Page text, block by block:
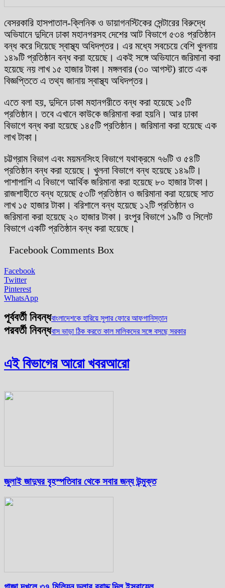
বেসরকারি হাসপাতাল-ক্লিনিক ও ডায়াগনস্টিকের সেন্টারের বিরুদ্ধে
অভিযানে দুদিনে ঢাকা মহানগরসহ দেশের আট বিভাগে ৫৩৪ প্রতিষ্ঠান
বন্ধ করে দিয়েছে স্বাস্থ্য অধিদপ্তর। এর মধ্যে সবচেয়ে বেশি খুলনায়
১৪৯টি প্রতিষ্ঠান বন্ধ করা হয়েছে। একই সঙ্গে অভিযানে জরিমানা করা
হয়েছে নয় লাখ ১৫ হাজার টাকা। মঙ্গলবার (৩০ আগস্ট) রাতে এক
বিজ্ঞপ্তিতে এ তথ্য জানায় স্বাস্থ্য অধিদপ্তর।
এতে বলা হয়, দুদিনে ঢাকা মহানগরীতে বন্ধ করা হয়েছে ১৫টি
প্রতিষ্ঠান। তবে এখানে কাউকে জরিমানা করা হয়নি। আর ঢাকা
বিভাগে বন্ধ করা হয়েছে ১৪৫টি প্রতিষ্ঠান। জরিমানা করা হয়েছে এক
লাখ টাকা।
চট্টগ্রাম বিভাগ এবং ময়মনসিংহ বিভাগে যথাক্রমে ৭৬টি ও ৫৪টি
প্রতিষ্ঠান বন্ধ করা হয়েছে। খুলনা বিভাগে বন্ধ হয়েছে ১৪৯টি।
পাশাপাশি এ বিভাগে আর্থিক জরিমানা করা হয়েছে ৮০ হাজার টাকা।
রাজশাহীতে বন্ধ হয়েছে ৫৩টি প্রতিষ্ঠান ও জরিমানা করা হয়েছে সাত
লাখ ১৫ হাজার টাকা। বরিশালে বন্ধ হয়েছে ১২টি প্রতিষ্ঠান ও
জরিমানা করা হয়েছে ২০ হাজার টাকা। রংপুর বিভাগে ১৯টি ও সিলেট
বিভাগে একটি প্রতিষ্ঠান বন্ধ করা হয়েছে।
Facebook Comments Box
Facebook
Twitter
Pinterest
WhatsApp
পূর্ববর্তী নিবন্ধবাংলাদেশকে হারিয়ে সুপার ফোরে আফগানিস্তান
পরবর্তী নিবন্ধবাস ভাড়া ঠিক করতে কাল মালিকদের সঙ্গে বসছে সরকার
এই বিভাগের আরো খবরআরো
জুলাই জাদুঘর বৃহস্পতিবার থেকে সবার জন্য উন্মুক্ত